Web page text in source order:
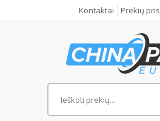
Kontaktai Prekių